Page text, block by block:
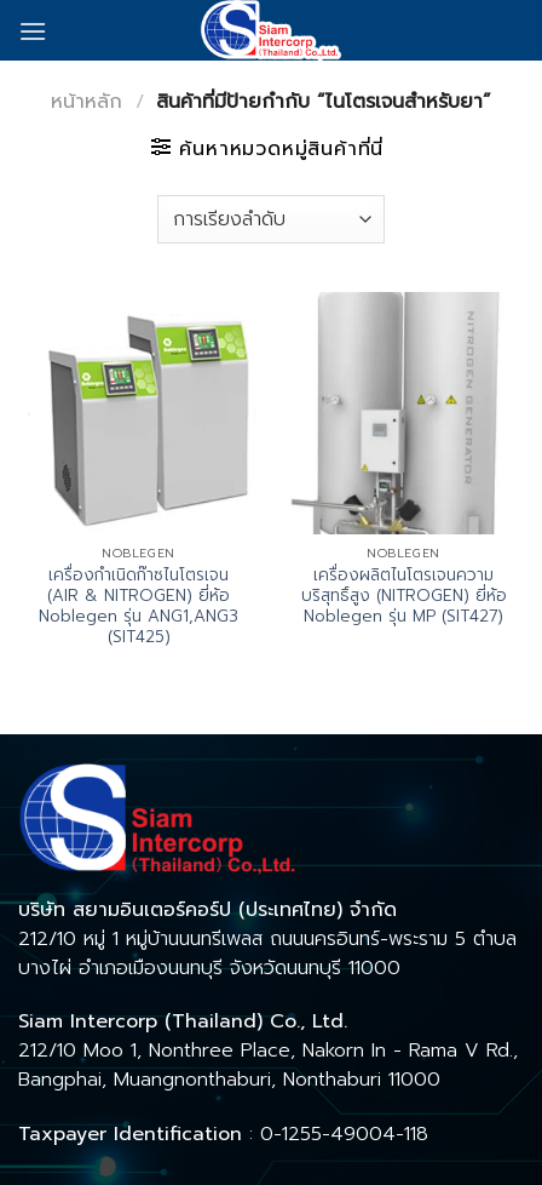
หน้าหลัก / สินค้าที่มีป้ายกำกับ “ไนโตรเจนสำหรับยา”
ค้นหาหมวดหมู่สินค้าที่นี่
NOBLEGEN
เครื่องกำเนิดก๊าซไนโตรเจน
(AIR & NITROGEN) ยี่ห้อ
Noblegen รุ่น ANG1,ANG3
(SIT425)
NOBLEGEN
เครื่องผลิตไนโตรเจนความ
บริสุทธิ์สูง (NITROGEN) ยี่ห้อ
Noblegen รุ่น MP (SIT427)
บริษัท สยามอินเตอร์คอร์ป (ประเทศไทย) จำกัด
212/10 หมู่ 1 หมู่บ้านนนทรีเพลส ถนนนครอินทร์-พระราม 5 ตำบล
บางไผ่ อำเภอเมืองนนทบุรี จังหวัดนนทบุรี 11000
Siam Intercorp (Thailand) Co., Ltd.
212/10 Moo 1, Nonthree Place, Nakorn In - Rama V Rd.,
Bangphai, Muangnonthaburi, Nonthaburi 11000
Taxpayer Identification : 0-1255-49004-118